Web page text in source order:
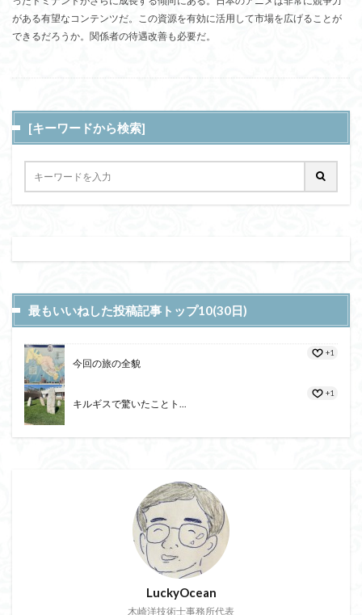
がある有望なコンテンツだ。この資源を有効に活用して市場を広げることが
できるだろうか。関係者の待遇改善も必要だ。
[キーワードから検索]
最もいいねした投稿記事トップ10(30日)
今回の旅の全貌
+1
キルギスで驚いたことト...
+1
LuckyOcean
木崎洋技術士事務所代表